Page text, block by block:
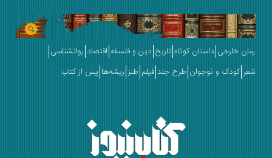
خارجی داستان کوتاه تاریخ دین و فلسفه اقتصاد روانشناسی
کودک و نوجوان طرح جلد فیلم طنز ریشه‌ها پس از کتاب